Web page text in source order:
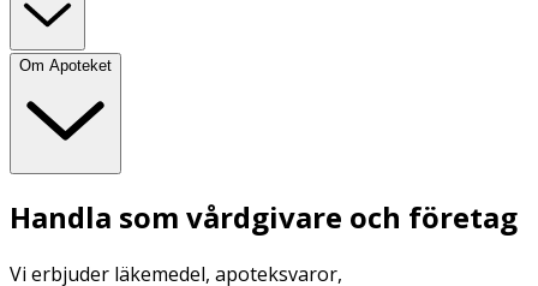
Om Apoteket
Handla som vårdgivare och företag
Vi erbjuder läkemedel, apoteksvaror,